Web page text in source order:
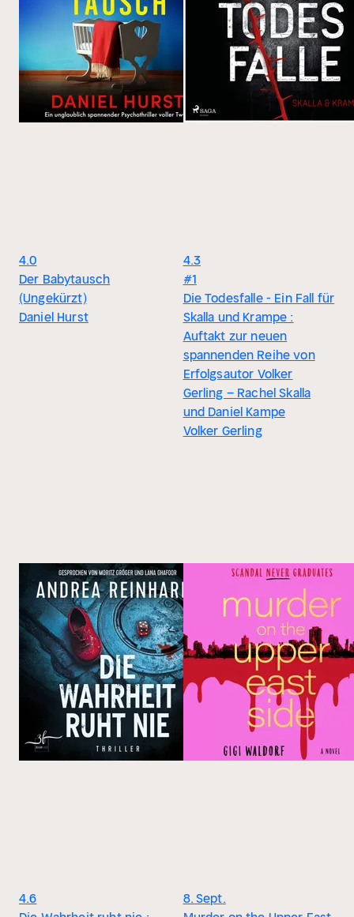
4.0
Der Babytausch
(Ungekürzt)
Daniel Hurst
4.3
#1
Die Todesfalle - Ein Fall für
Skalla und Krampe :
Auftakt zur neuen
spannenden Reihe von
Erfolgsautor Volker
Gerling – Rachel Skalla
und Daniel Kampe
Volker Gerling
4.6
8. Sept.